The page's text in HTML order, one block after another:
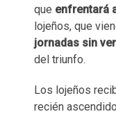
que enfrentará
lojeños, que
jornadas sin
del triunfo.
Los lojeños
recién